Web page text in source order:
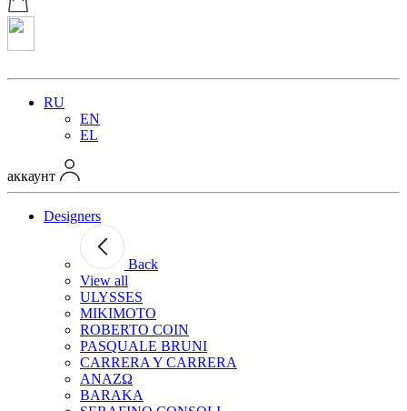
RU
EN
EL
аккаунт
Designers
Back
View all
ULYSSES
MIKIMOTO
ROBERTO COIN
PASQUALE BRUNI
CARRERA Y CARRERA
ANAZΩ
BARAKA